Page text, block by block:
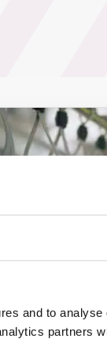
and to
partners